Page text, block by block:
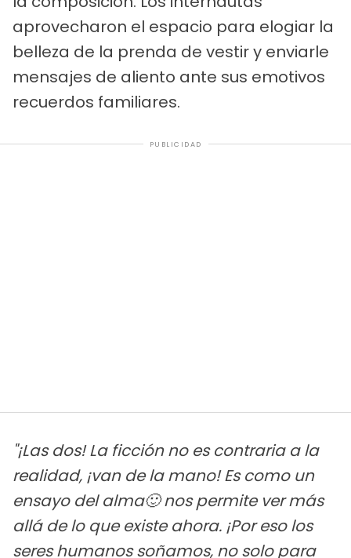
aprovecharon el espacio para elogiar la
belleza de la prenda de vestir y enviarle
mensajes de aliento ante sus emotivos
recuerdos familiares.
PUBLICIDAD
"¡Las dos! La ficción no es contraria a la
realidad, ¡van de la mano! Es como un
ensayo del alma🙂 nos permite ver más
allá de lo que existe ahora. ¡Por eso los
seres humanos soñamos, no solo para